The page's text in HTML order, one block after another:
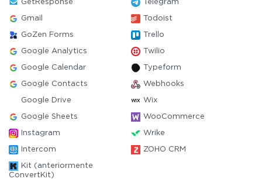
GetResponse Telegram
Gmail Todoist
GoZen Forms Trello
Google Analytics Twilio
Google Calendar Typeform
Google Contacts Webhooks
Google Drive Wix
Google Sheets WooCommerce
Instagram Wrike
Intercom ZOHO CRM
Kit (anteriormente
ConvertKit)